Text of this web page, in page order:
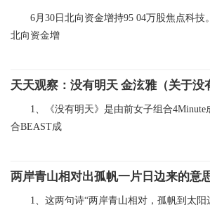
6月30日北向资金增持95 04万股焦点科技
北向资金增
1、《没有明天》是由前女子组合4Minute
合BEAST成
1、这两句诗“两岸青山相对，孤帆到太阳